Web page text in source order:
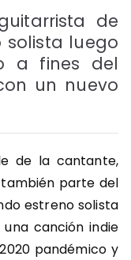
de
solista luego
a fines del
un nuevo
de la cantante,
parte del
estreno solista
una canción indie
pandémico y